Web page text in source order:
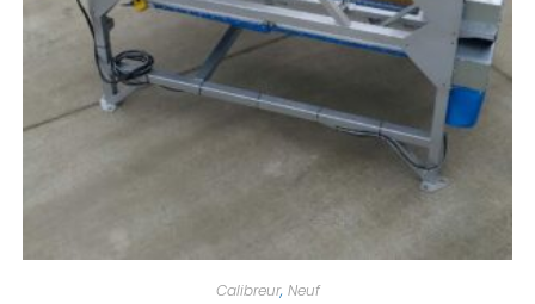
Calibreur, Neuf